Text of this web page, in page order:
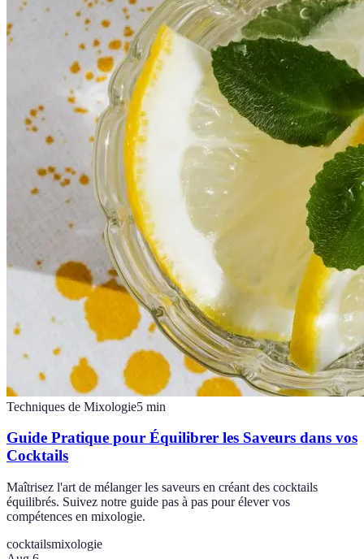
Techniques de Mixologie5 min
Guide Pratique pour Équilibrer les Saveurs dans vos
Cocktails
Maîtrisez l'art de mélanger les saveurs en créant des cocktails
équilibrés. Suivez notre guide pas à pas pour élever vos
compétences en mixologie.
cocktailsmixologie